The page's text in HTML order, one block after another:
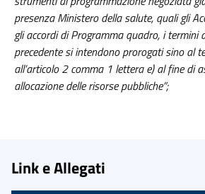
presenza Ministero della salute, quali gli
gli accordi di Programma quadro, i termini
precedente si intendono prorogati sino al
all’articolo 2 comma 1 lettera e) al fine di
allocazione delle risorse pubbliche”;
Link e Allegati